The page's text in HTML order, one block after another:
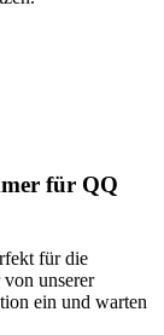
für QQ
für die
unserer
ein und warten